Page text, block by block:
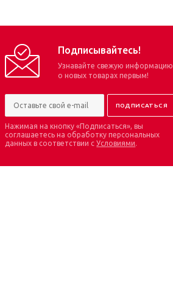
Подписывайтесь!
Узнавайте свежую информацию
о новых товарах первым!
Нажимая на кнопку «Подписаться», вы
соглашаетесь на обработку персональных
данных в соответствии сУсловиями.